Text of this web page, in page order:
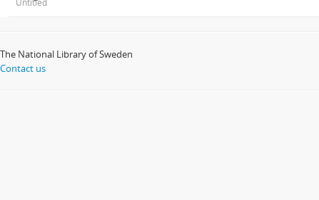
The National Library of Sweden
Contact us